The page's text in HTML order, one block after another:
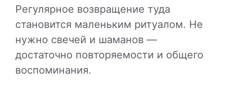
Регулярное возвращение туда
становится маленьким ритуалом. Не
нужно свечей и шаманов —
достаточно повторяемости и общего
воспоминания.